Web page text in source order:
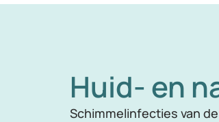
Huid- en
Schimmelinfecties van